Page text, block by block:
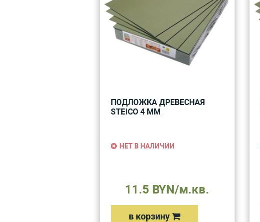
ПОДЛОЖКА ДРЕВЕСНАЯ
STEICO 4 ММ
НЕТ В НАЛИЧИИ
11.5 BYN/м.кв.
в корзину